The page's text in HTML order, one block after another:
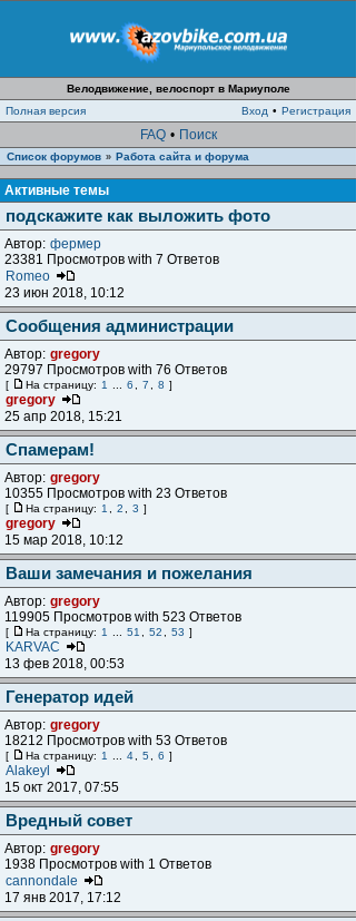
Велодвижение, велоспорт в Мариуполе
Полная версия
Вход • Регистрация
FAQ • Поиск
Список форумов » Работа сайта и форума
Активные темы
подскажите как выложить фото
Автор: фермер
23381 Просмотров with 7 Ответов
Romeo
23 июн 2018, 10:12
Сообщения администрации
Автор: gregory
29797 Просмотров with 76 Ответов
[ На страницу: 1 6 7 8 ]
gregory
25 апр 2018, 15:21
Спамерам!
Автор: gregory
10355 Просмотров with 23 Ответов
[ На страницу: 1 2 3 ]
gregory
15 мар 2018, 10:12
Ваши замечания и пожелания
Автор: gregory
119905 Просмотров with 523 Ответов
[ На страницу: 1 51 52 53 ]
KARVAC
13 фев 2018, 00:53
Генератор идей
Автор: gregory
18212 Просмотров with 53 Ответов
[ На страницу: 1 4 5 6 ]
Alakeyl
15 окт 2017, 07:55
Вредный совет
Автор: gregory
1938 Просмотров with 1 Ответов
cannondale
17 янв 2017, 17:12